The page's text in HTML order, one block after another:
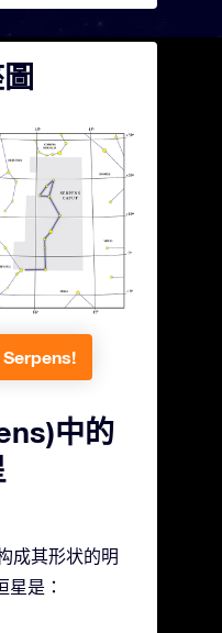
Serpens!
中的
成其形状的明
是：